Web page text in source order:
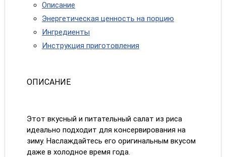
Описание
Энергетическая ценность на порцию
Ингредиенты
Инструкция приготовления
ОПИСАНИЕ
Этот вкусный и питательный салат из риса
идеально подходит для консервирования на
зиму. Наслаждайтесь его оригинальным вкусом
даже в холодное время года.